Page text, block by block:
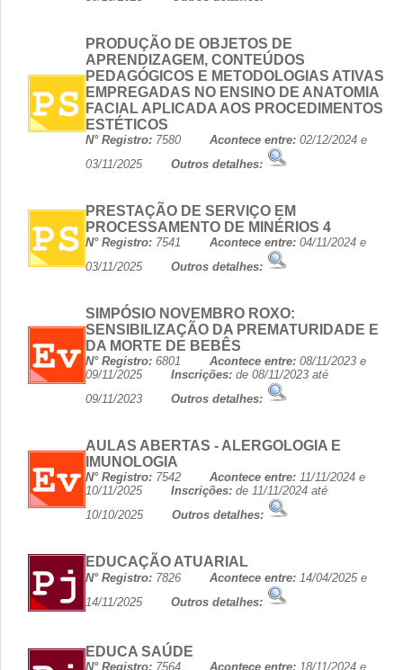
PRODUÇÃO DE OBJETOS DE
APRENDIZAGEM, CONTEÚDOS
PEDAGÓGICOS E METODOLOGIAS ATIVAS
EMPREGADAS NO ENSINO DE ANATOMIA
FACIAL APLICADA AOS PROCEDIMENTOS
ESTÉTICOS
N° Registro: 7580 Acontece entre: 02/12/2024 e
03/11/2025 Outros detalhes:
PRESTAÇÃO DE SERVIÇO EM
PROCESSAMENTO DE MINÉRIOS 4
N° Registro: 7541 Acontece entre: 04/11/2024 e
03/11/2025 Outros detalhes:
SIMPÓSIO NOVEMBRO ROXO:
SENSIBILIZAÇÃO DA PREMATURIDADE E
DA MORTE DE BEBÊS
N° Registro: 6801 Acontece entre: 08/11/2023 e
09/11/2025 Inscrições: de 08/11/2023 até
09/11/2023 Outros detalhes:
AULAS ABERTAS - ALERGOLOGIA E
IMUNOLOGIA
N° Registro: 7542 Acontece entre: 11/11/2024 e
10/11/2025 Inscrições: de 11/11/2024 até
10/10/2025 Outros detalhes:
EDUCAÇÃO ATUARIAL
N° Registro: 7826 Acontece entre: 14/04/2025 e
14/11/2025 Outros detalhes:
EDUCA SAÚDE
N° Registro: 7564 Acontece entre: 18/11/2024 e